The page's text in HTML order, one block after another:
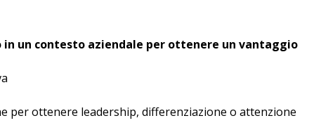
in un contesto aziendale per ottenere un vantaggio
per ottenere leadership, differenziazione o attenzione